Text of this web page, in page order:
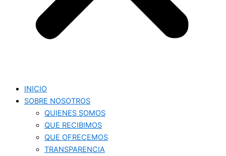
INICIO
SOBRE NOSOTROS
QUIENES SOMOS
QUE RECIBIMOS
QUE OFRECEMOS
TRANSPARENCIA